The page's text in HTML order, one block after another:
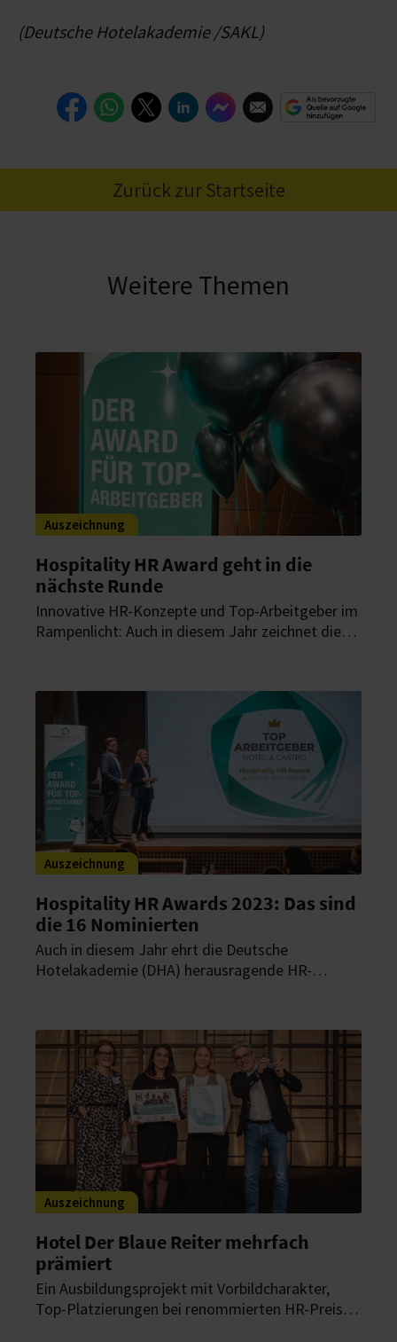
(Deutsche Hotelakademie /SAKL)
Zurück zur Startseite
Weitere Themen
Auszeichnung
Hospitality HR Award geht in die
nächste Runde
Innovative HR-Konzepte und Top-Arbeitgeber im
Rampenlicht: Auch in diesem Jahr zeichnet die
Bewerbungen sind jetzt möglich.
Auszeichnung
Hospitality HR Awards 2023: Das sind
die 16 Nominierten
Auch in diesem Jahr ehrt die Deutsche
Hotelakademie (DHA) herausragende HR-
der Hospitality-Branche sind jetzt für den Preis
nominiert.
Auszeichnung
Hotel Der Blaue Reiter mehrfach
prämiert
Ein Ausbildungsprojekt mit Vorbildcharakter,
Top-Platzierungen bei renommierten HR-Preisen